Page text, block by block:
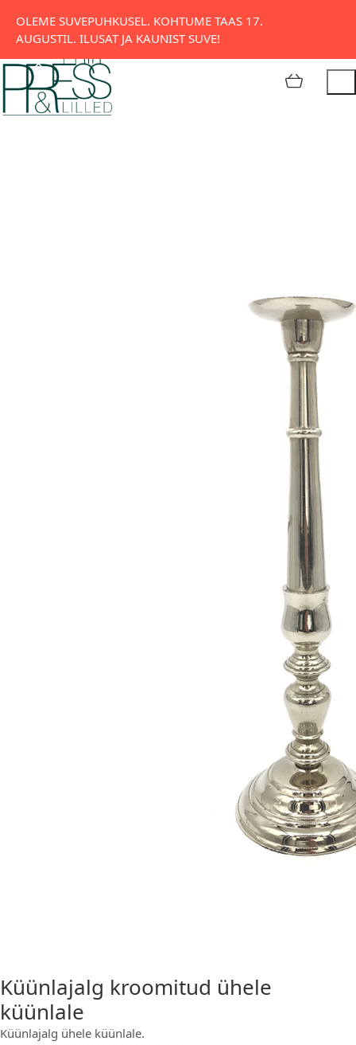
OLEME SUVEPUHKUSEL. KOHTUME TAAS 17.
AUGUSTIL. ILUSAT JA KAUNIST SUVE!
Küünlajalg kroomitud ühele
küünlale
Küünlajalg ühele küünlale.